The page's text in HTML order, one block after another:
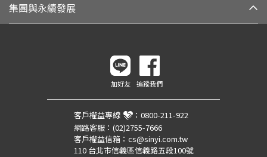
集團與永續發展
加好友 追蹤我們
客戶權益專線 ： 0800-211-922
網路客服： (02)2755-7666
客戶權益信箱： cs@sinyi.com.tw
110 台北市信義區信義路五段100號